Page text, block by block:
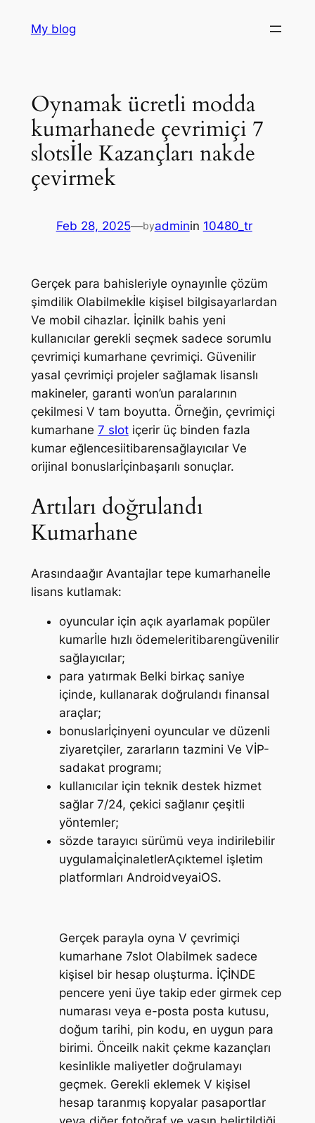
My blog
Oynamak ücretli modda
kumarhanede çevrimiçi 7
slotsİle Kazançları nakde
çevirmek
Feb 28, 2025—byadminin 10480_tr
Gerçek para bahisleriyle oynayınİle çözüm
şimdilik Olabilmekİle kişisel bilgisayarlardan
Ve mobil cihazlar. İçinilk bahis yeni
kullanıcılar gerekli seçmek sadece sorumlu
çevrimiçi kumarhane çevrimiçi. Güvenilir
yasal çevrimiçi projeler sağlamak lisanslı
makineler, garanti won’un paralarının
çekilmesi V tam boyutta. Örneğin, çevrimiçi
kumarhane 7 slotiçerir üç binden fazla
kumar eğlencesiitibarensağlayıcılar Ve
orijinal bonuslarİçinbaşarılı sonuçlar.
Artıları doğrulandı
Kumarhane
Arasındaağır Avantajlar tepe kumarhaneİle
lisans kutlamak:
oyuncular için açık ayarlamak popüler
kumarİle hızlı ödemeleritibarengüvenilir
sağlayıcılar;
para yatırmak Belki birkaç saniye
içinde, kullanarak doğrulandı finansal
araçlar;
bonuslarİçinyeni oyuncular ve düzenli
ziyaretçiler, zararların tazmini Ve VİP-
sadakat programı;
kullanıcılar için teknik destek hizmet
sağlar 7/24, çekici sağlanır çeşitli
yöntemler;
sözde tarayıcı sürümü veya indirilebilir
uygulamaİçinaletlerAçıktemel işletim
platformları AndroidveyaiOS.
Gerçek parayla oyna V çevrimiçi
kumarhane 7slot Olabilmek sadece
kişisel bir hesap oluşturma. İÇİNDE
pencere yeni üye takip eder girmek cep
numarası veya e-posta posta kutusu,
doğum tarihi, pin kodu, en uygun para
birimi. Önceilk nakit çekme kazançları
kesinlikle maliyetler doğrulamayı
geçmek. Gerekli eklemek V kişisel
hesap taranmış kopyalar pasaportlar